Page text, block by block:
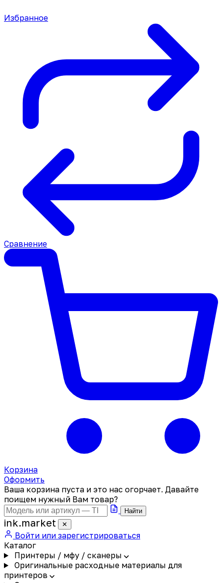
Избранное
Сравнение
Корзина
Оформить
Ваша корзина пуста и это нас огорчает. Давайте
поищем нужный Вам товар?
Найти
ink.market ✕
Войти или зарегистрироваться
Каталог
Принтеры / мфу / сканеры
Оригинальные расходные материалы для
принтеров